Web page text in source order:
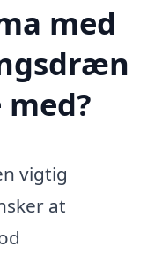
med
vigtig
at